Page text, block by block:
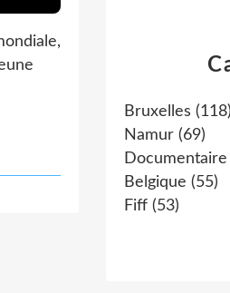
Bruxelles (118)
Namur (69)
Documentaire
Belgique (55)
Fiff (53)